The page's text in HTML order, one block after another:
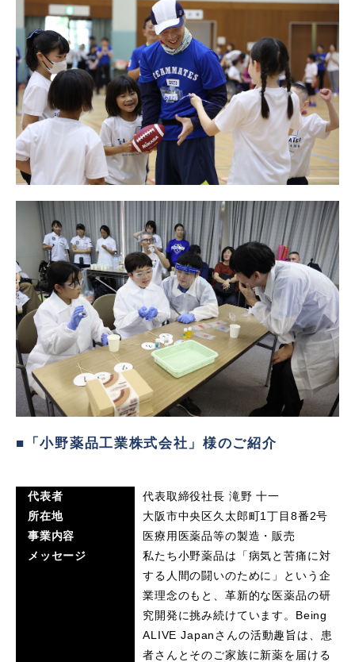
■「小野薬品工業株式会社」様のご紹介
代表者
代表取締役社長 滝野 十一
所在地
大阪市中央区久太郎町1丁目8番2号
事業内容
医療用医薬品等の製造・販売
メッセージ
私たち小野薬品は「病気と苦痛に対
する人間の闘いのために」という企
業理念のもと、革新的な医薬品の研
究開発に挑み続けています。Being
ALIVE Japanさんの活動趣旨は、患
者さんとそのご家族に新薬を届ける